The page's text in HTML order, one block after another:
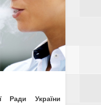
Ради України